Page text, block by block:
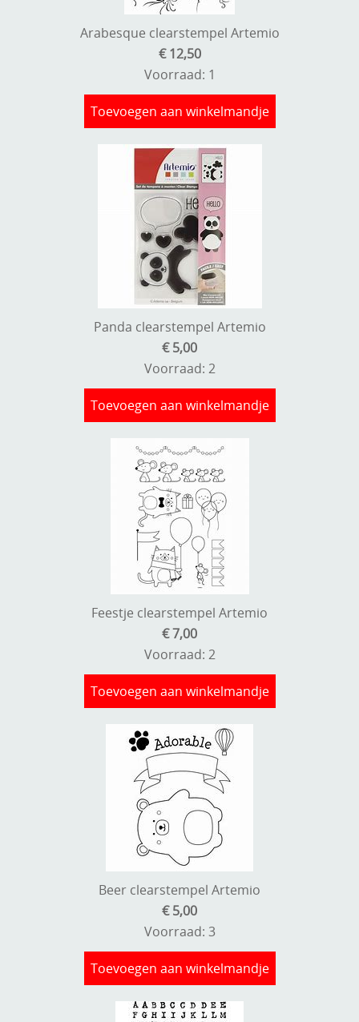
Arabesque clearstempel Artemio
€ 12,50
Voorraad: 1
Toevoegen aan winkelmandje
Panda clearstempel Artemio
€ 5,00
Voorraad: 2
Toevoegen aan winkelmandje
Feestje clearstempel Artemio
€ 7,00
Voorraad: 2
Toevoegen aan winkelmandje
Beer clearstempel Artemio
€ 5,00
Voorraad: 3
Toevoegen aan winkelmandje